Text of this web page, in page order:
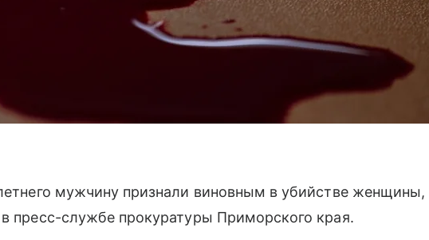
мужчину признали виновным в убийстве женщины,
пресс-службе прокуратуры Приморского края.